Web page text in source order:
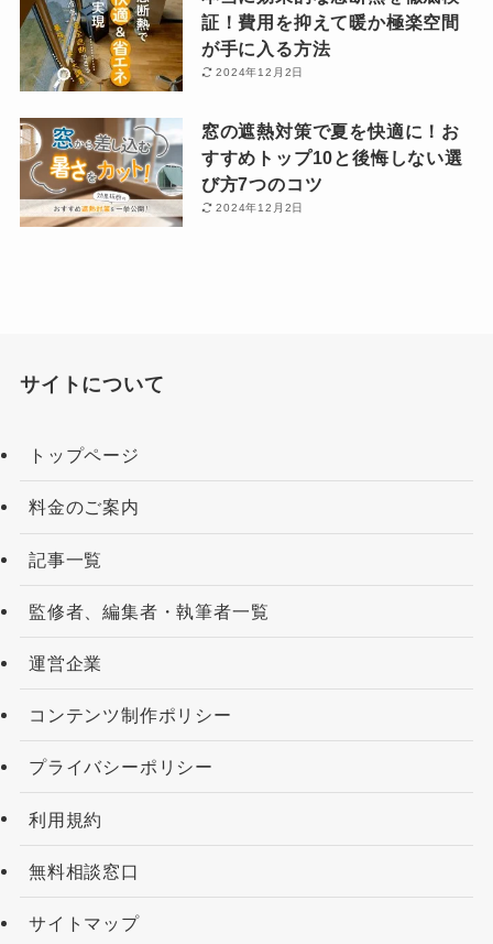
証！費用を抑えて暖か極楽空間
が手に入る方法
2024年12月2日
窓の遮熱対策で夏を快適に！お
すすめトップ10と後悔しない選
び方7つのコツ
2024年12月2日
サイトについて
トップページ
料金のご案内
記事一覧
監修者、編集者・執筆者一覧
運営企業
コンテンツ制作ポリシー
プライバシーポリシー
利用規約
無料相談窓口
サイトマップ